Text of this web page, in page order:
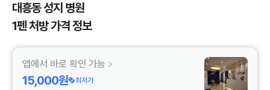
대흥동 성지 병원
1펜 처방 가격 정보
앱에서 바로 확인 가능
15,000원
최저가